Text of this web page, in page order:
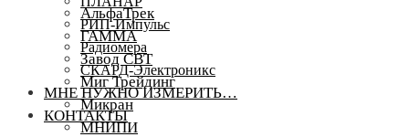
РИП-Импульс
Радиомера
СКАРД-Электроникс
МНЕ НУЖНО ИЗМЕРИТЬ…
КОНТАКТЫ
АльфаТрек
ГАММА
Завод СВТ
Миг Трейдинг
Микран
МНИПИ